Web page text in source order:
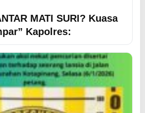
MATI SURI? Kuasa
Kapolres: